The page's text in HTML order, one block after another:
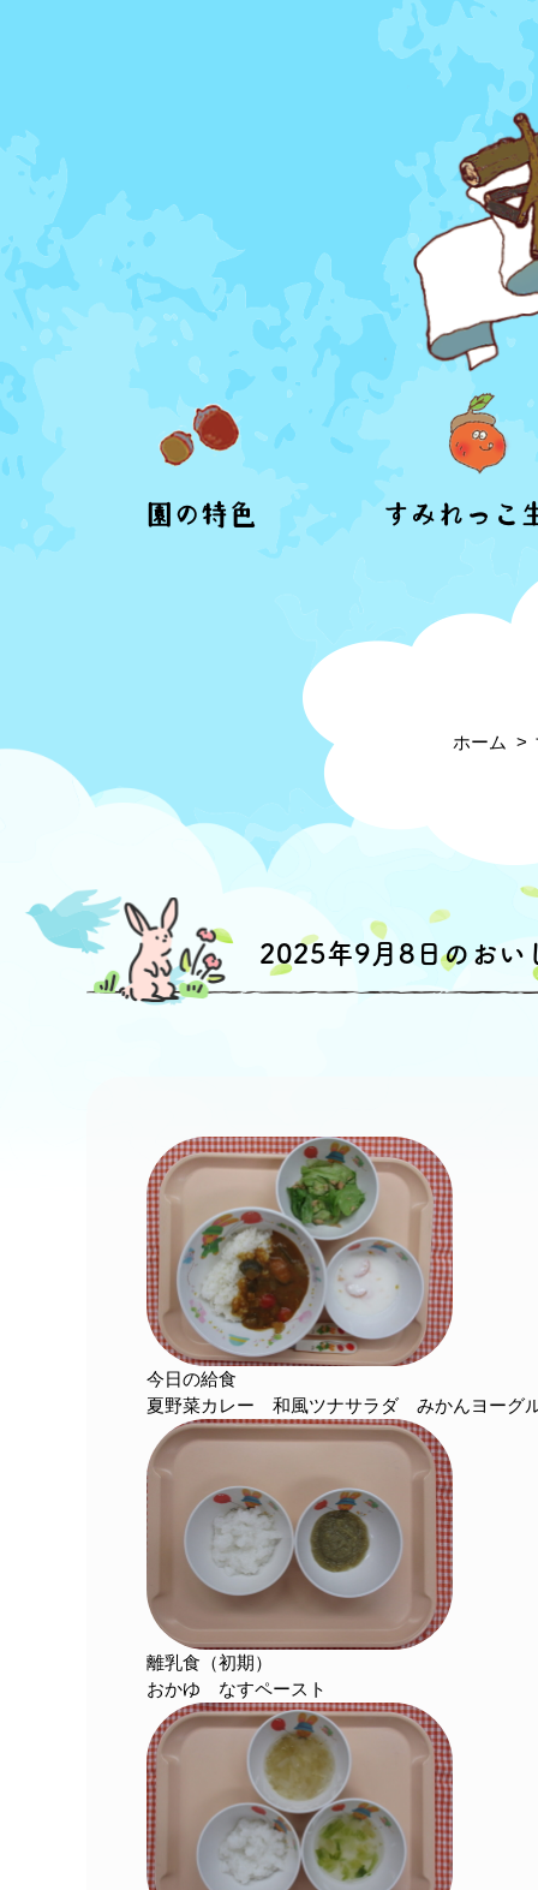
園の特色 すみれっこ
ホーム
2025年9月8日のおい
今日の給食
夏野菜カレー 和風ツナサラダ みかんヨーグ
離乳食（初期）
おかゆ なすペースト